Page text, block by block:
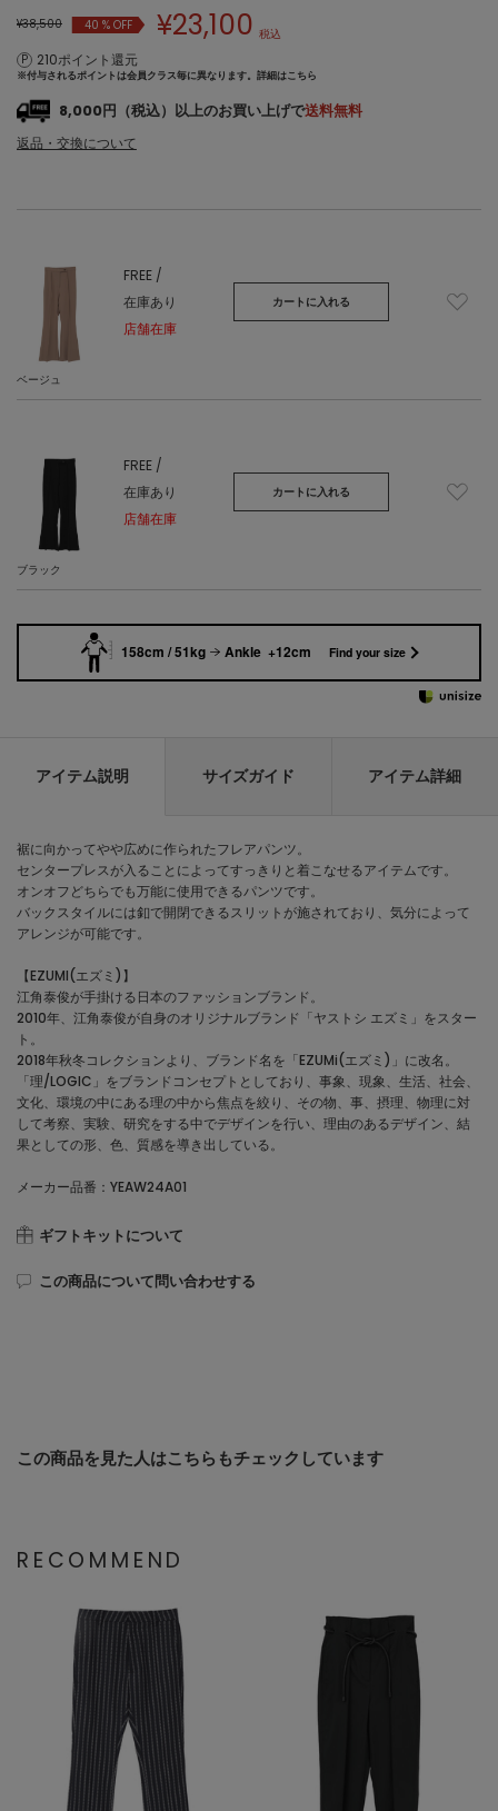
¥38,500 40 % OFF ¥23,100 税込
210ポイント還元
※付与されるポイントは会員クラス毎に異なります。 詳細はこちら
8,000円（税込）以上のお買い上げで送料無料
返品・交換について
ベージュ
FREE /
在庫あり
店舗在庫
カートに入れる
ブラック
FREE /
在庫あり
店舗在庫
カートに入れる
158cm / 51kg Ankle +12cm Find your size
アイテム説明 サイズガイド アイテム詳細
裾に向かってやや広めに作られたフレアパンツ。
センタープレスが入ることによってすっきりと着こなせるアイテムです。
オンオフどちらでも万能に使用できるパンツです。
バックスタイルには釦で開閉できるスリットが施されており、気分によって
アレンジが可能です。
【EZUMI(エズミ)】
江角泰俊が手掛ける日本のファッションブランド。
2010年、江角泰俊が自身のオリジナルブランド「ヤストシ エズミ」をスター
ト。
2018年秋冬コレクションより、ブランド名を「EZUMi(エズミ)」に改名。
「理/LOGIC」をブランドコンセプトとしており、事象、現象、生活、社会、
文化、環境の中にある理の中から焦点を絞り、その物、事、摂理、物理に対
して考察、実験、研究をする中でデザインを行い、理由のあるデザイン、結
果としての形、色、質感を導き出している。
メーカー品番：YEAW24A01
ギフトキットについて
この商品について問い合わせする
この商品を見た人はこちらもチェックしています
RECOMMEND